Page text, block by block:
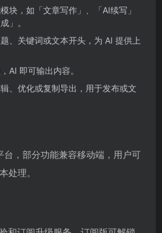
块，如「文章写作」、「AI续写」
」。
、关键词或文本开头，为 AI 提供上
AI 即可输出内容。
、优化或复制导出，用于发布或文
台，部分功能兼容移动端，用户可
处理。